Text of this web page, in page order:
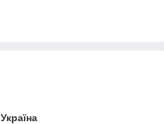
Україна